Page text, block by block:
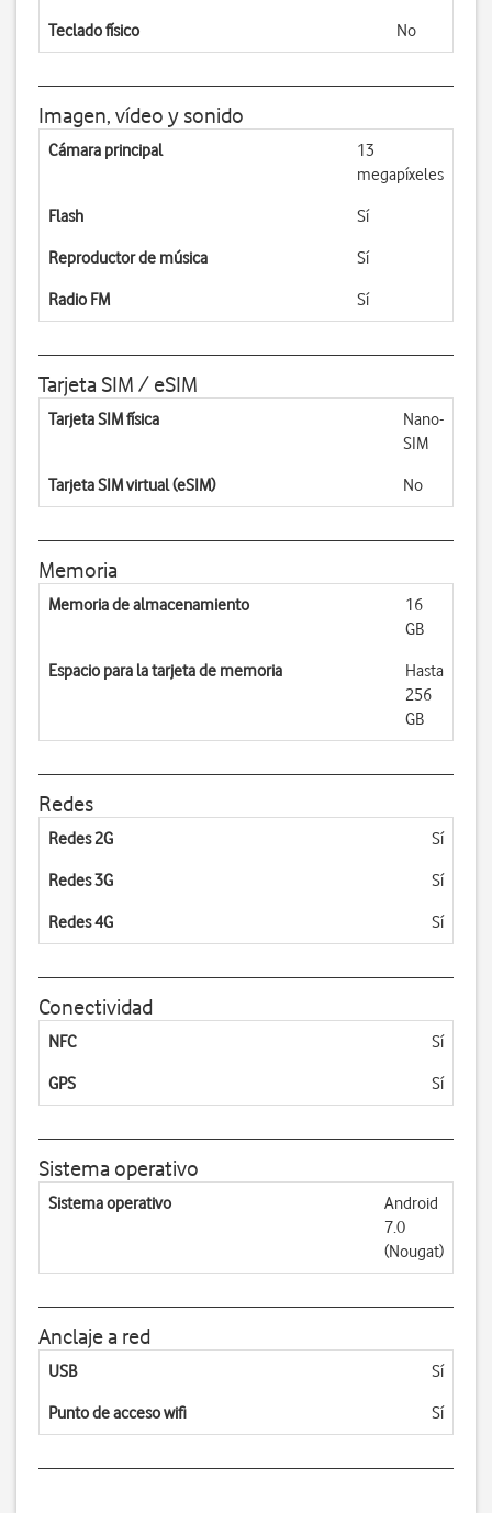
Teclado físico No
Imagen, vídeo y sonido
Cámara principal
13
megapíxeles
Flash Sí
Reproductor de música Sí
Radio FM Sí
Tarjeta SIM / eSIM
Tarjeta SIM física
Nano-
SIM
Tarjeta SIM virtual (eSIM) No
Memoria
Memoria de almacenamiento
16
GB
Espacio para la tarjeta de memoria
Hasta
256
GB
Redes
Redes 2G Sí
Redes 3G Sí
Redes 4G Sí
Conectividad
NFC Sí
GPS Sí
Sistema operativo
Sistema operativo
Android
7.0
(Nougat)
Anclaje a red
USB Sí
Punto de acceso wifi Sí